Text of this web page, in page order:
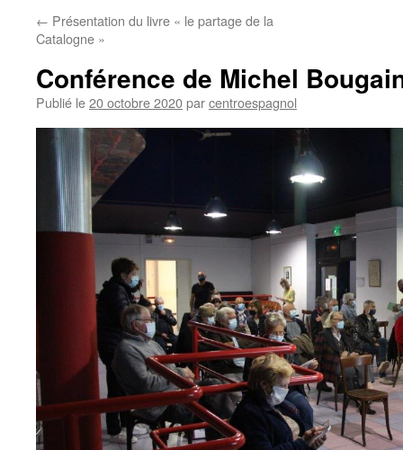
← Présentation du livre « le partage de la
Catalogne »
Conférence de Michel
Publié le20 octobre 2020parcentroespagnol